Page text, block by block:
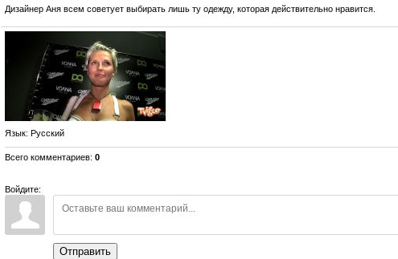
Дизайнер Аня всем советует выбирать лишь ту одежду, которая действительно нравится.
Язык: Русский
Всего комментариев: 0
Войдите:
Отправить